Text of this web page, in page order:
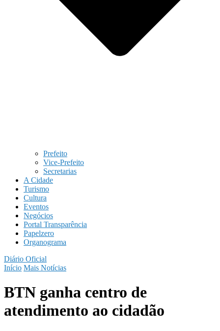
Prefeito
Vice-Prefeito
Secretarias
A Cidade
Turismo
Cultura
Eventos
Negócios
Portal Transparência
Papelzero
Organograma
Diário Oficial
Início Mais Notícias
BTN ganha centro de
atendimento ao cidadão